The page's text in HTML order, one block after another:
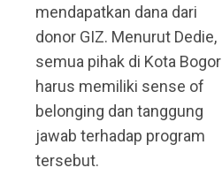
mendapatkan dana dari
donor GIZ. Menurut Dedie,
semua pihak di Kota Bogor
harus memiliki sense of
belonging dan tanggung
jawab terhadap program
tersebut.